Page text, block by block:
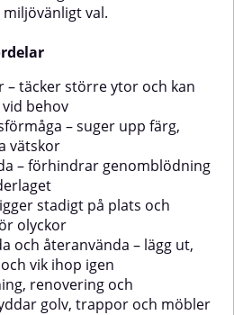
val.
– täcker större ytor och kan
behov
– suger upp färg,
vätskor
– förhindrar genomblödning
stadigt på plats och
olyckor
och återanvända – lägg ut,
vik ihop igen
renovering och
golv, trappor och möbler